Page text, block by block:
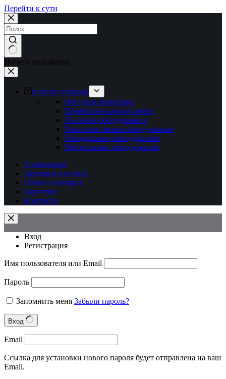
Перейти к сути
Ничего не найдено
Каталог товаров
Посуда и инвентарь
Профессиональная химия
Тепловое оборудование
Технологическое оборудование
Холодильное оборудование
Нейтральное оборудование
О компании
Доставка и оплата
Обмен и возврат
Гарантия
Контакты
Вход
Регистрация
Имя пользователя или Email
Пароль
Запомнить меня Забыли пароль?
Вход
Email
Ссылка для установки нового пароля будет отправлена на ваш
Email.